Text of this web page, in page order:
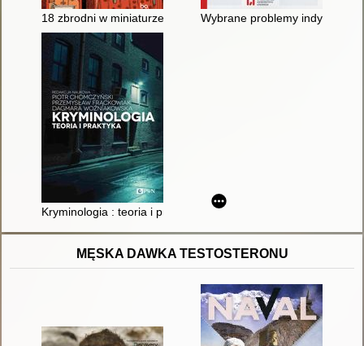
18 zbrodni w miniaturze : nieznana historia Frances Glessner
Wybrane problemy
Kryminologia : teoria i praktyka
MĘSKA DAWKA TESTOSTERONU